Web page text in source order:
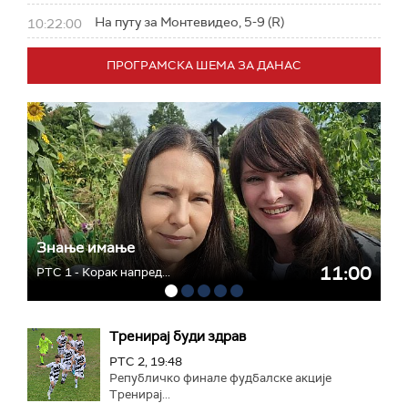
10:22:00 На путу за Монтевидео, 5-9 (R)
ПРОГРАМСКА ШЕМА ЗА ДАНАС
Знање имање
РТС 1 - Корак напред... 11:00
Тренирај буди здрав
РТС 2, 19:48
Републичко финале фудбалске акције
Тренирај...